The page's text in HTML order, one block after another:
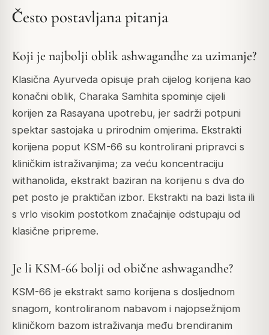
Često postavljana pitanja
Koji je najbolji oblik ashwagandhe za uzimanje?
Klasična Ayurveda opisuje prah cijelog korijena kao
konačni oblik, Charaka Samhita spominje cijeli
korijen za Rasayana upotrebu, jer sadrži potpuni
spektar sastojaka u prirodnim omjerima. Ekstrakti
korijena poput KSM-66 su kontrolirani pripravci s
kliničkim istraživanjima; za veću koncentraciju
withanolida, ekstrakt baziran na korijenu s dva do
pet posto je praktičan izbor. Ekstrakti na bazi lista ili
s vrlo visokim postotkom značajnije odstupaju od
klasične pripreme.
Je li KSM-66 bolji od obične ashwagandhe?
KSM-66 je ekstrakt samo korijena s dosljednom
snagom, kontroliranom nabavom i najopsežnijom
kliničkom bazom istraživanja među brendiranim